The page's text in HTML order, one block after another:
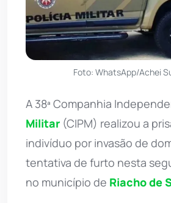
Foto: WhatsApp/Achei
A 38ª Companhia
Militar (CIPM) realizou a
indivíduo por invasão de
tentativa de furto nesta
no município de Riacho de